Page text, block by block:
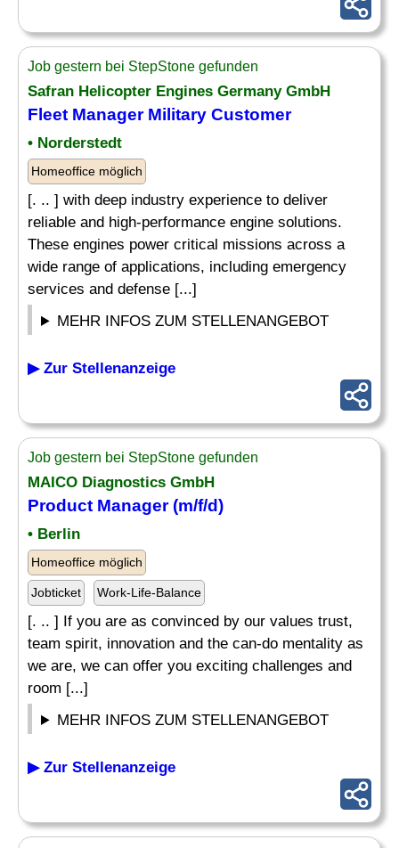
Job gestern bei StepStone gefunden
Safran Helicopter Engines Germany GmbH
Fleet ManagerMilitary Customer
• Norderstedt
Homeoffice möglich
[. .. ] with deep industry experience to deliver
reliable and high-performance engine solutions.
These engines power critical missions across a
wide range of applications, including emergency
services and defense [...]
MEHR INFOS ZUM STELLENANGEBOT
▶ Zur Stellenanzeige
Job gestern bei StepStone gefunden
MAICO Diagnostics GmbH
Product Manager(m/f/d)
• Berlin
Homeoffice möglich
Jobticket Work-Life-Balance
[. .. ] If you are as convinced by our values trust,
team spirit, innovation and the can-do mentality as
we are, we can offer you exciting challenges and
room [...]
MEHR INFOS ZUM STELLENANGEBOT
▶ Zur Stellenanzeige